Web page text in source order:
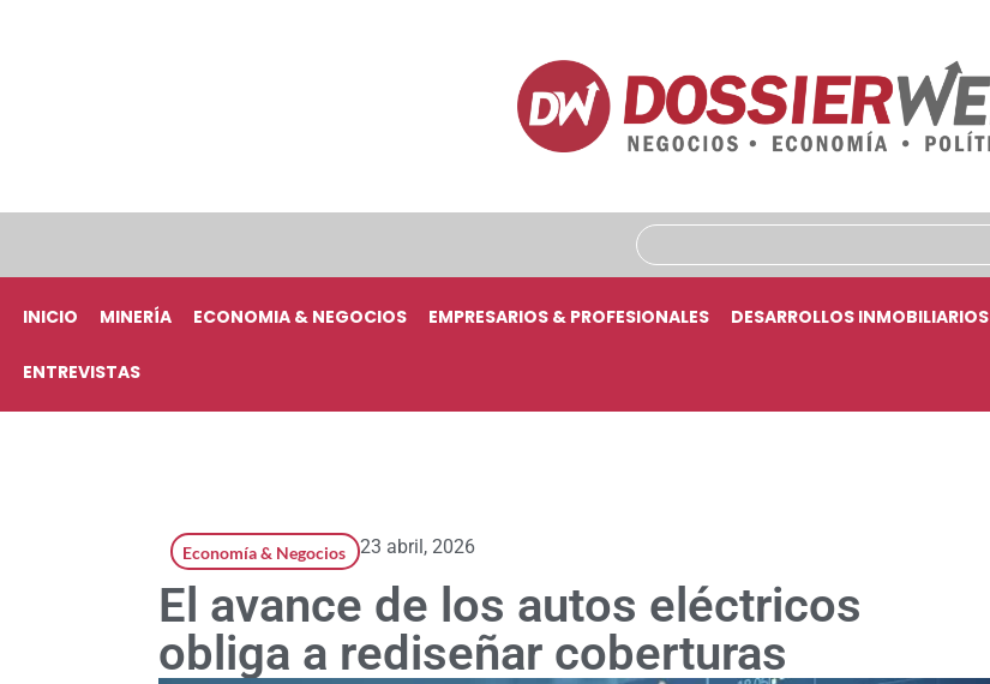
INICIO MINERÍA ECONOMIA & NEGOCIOS EMPRESARIOS & PROFESIONALES DESARROLLOS INMOBILIARIOS
ENTREVISTAS
Economía & Negocios 23 abril, 2026
El avance de los autos eléctricos
obliga a rediseñar coberturas